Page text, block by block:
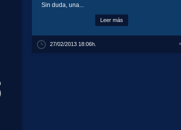
Sin duda, una...
Leer más
27/02/2013 18:06h.